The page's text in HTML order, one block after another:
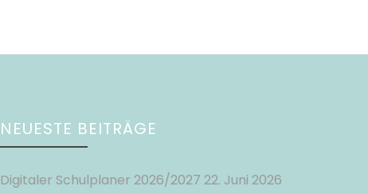
NEUESTE BEITRÄGE
Digitaler Schulplaner 2026/2027 22. Juni 2026